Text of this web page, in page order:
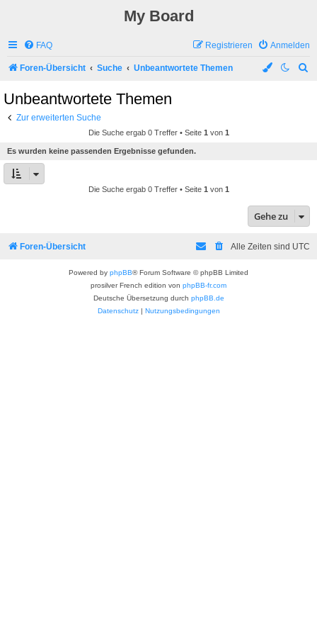
My Board
FAQ Anmelden
Registrieren
Foren-Übersicht Suche Unbeantwortete Themen
Unbeantwortete Themen
Zur erweiterten Suche
Die Suche ergab 0 Treffer • Seite 1von 1
Es wurden keine passenden Ergebnisse gefunden.
Die Suche ergab 0 Treffer • Seite 1von 1
Gehe zu
Foren-Übersicht Alle Zeiten sind UTC
Powered by phpBB® Forum Software © phpBB Limited
prosilver French edition von phpBB-fr.com
Deutsche Übersetzung durch phpBB.de
Datenschutz| Nutzungsbedingungen